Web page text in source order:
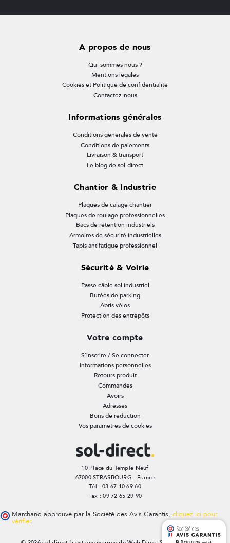
A propos de nous
Qui sommes nous ?
Mentions légales
Cookies et Politique de confidentialité
Contactez-nous
Informations générales
Conditions générales de vente
Conditions de paiements
Livraison & transport
Le blog de sol-direct
Chantier & Industrie
Plaques de calage chantier
Plaques de roulage professionnelles
Bacs de rétention industriels
Armoires de sécurité industrielles
Tapis antifatigue professionnel
Sécurité & Voirie
Passe câble sol industriel
Butées de parking
Abris vélos
Protection des entrepôts
Votre compte
S'inscrire / Se connecter
Informations personnelles
Retours produit
Commandes
Avoirs
Adresses
Bons de réduction
Vos paramètres de cookies
10 Place du Temple Neuf
67000 STRASBOURG - France
Tél : 03 67 10 69 60
Fax : 09 72 65 29 90
Marchand approuvé par la Société des Avis Garantis, cliquez ici pour
vérifier.